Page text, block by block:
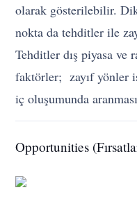
olarak gösterilebilir.
nokta da tehditler ile
Tehditler dış piyasa
faktörler; zayıf yönler
iç oluşumunda
Opportunities